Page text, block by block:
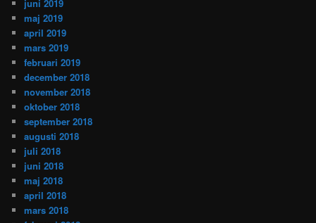
juni 2019
maj 2019
april 2019
mars 2019
februari 2019
december 2018
november 2018
oktober 2018
september 2018
augusti 2018
juli 2018
juni 2018
maj 2018
april 2018
mars 2018